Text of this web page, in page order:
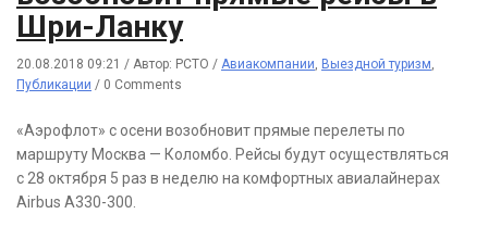
Шри-Ланку
20.08.2018 09:21 / Автор: РСТО / Авиакомпании, Выездной туризм,
Публикации / 0 Comments
«Аэрофлот» с осени возобновит прямые перелеты по
маршруту Москва — Коломбо. Рейсы будут осуществляться
с 28 октября 5 раз в неделю на комфортных авиалайнерах
Airbus A330-300.